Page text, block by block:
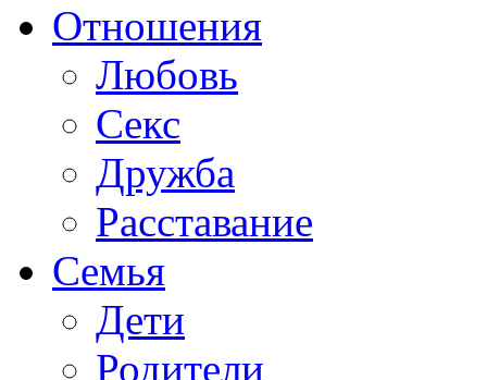
Отношения
Любовь
Секс
Дружба
Расставание
Семья
Дети
Родители